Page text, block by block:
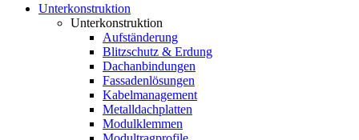
Unterkonstruktion
Unterkonstruktion
Aufständerung
Blitzschutz & Erdung
Dachanbindungen
Fassadenlösungen
Kabelmanagement
Metalldachplatten
Modulklemmen